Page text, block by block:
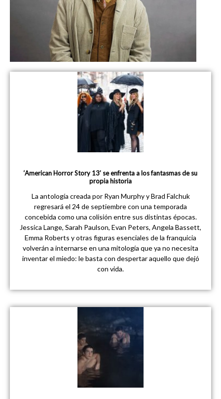
‘American Horror Story 13’ se enfrenta a los fantasmas de su
propia historia
La antología creada por Ryan Murphy y Brad Falchuk
regresará el 24 de septiembre con una temporada
concebida como una colisión entre sus distintas épocas.
Jessica Lange, Sarah Paulson, Evan Peters, Angela Bassett,
Emma Roberts y otras figuras esenciales de la franquicia
volverán a internarse en una mitología que ya no necesita
inventar el miedo: le basta con despertar aquello que dejó
con vida.